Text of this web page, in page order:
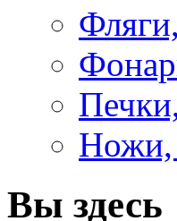
Ножи,
Вы здесь